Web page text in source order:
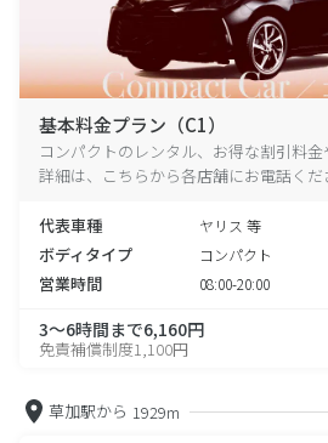
基本料金プラン（C1）
コンパクトのレンタル、お得な割引料
詳細は、こちらから各店舗にお電話くだ
代表車種 ヤリス 等
ボディタイプ コンパクト
営業時間 08:00-20:00
3～6時間まで6,160円
免責補償制度1,100円
草加駅から 1929m